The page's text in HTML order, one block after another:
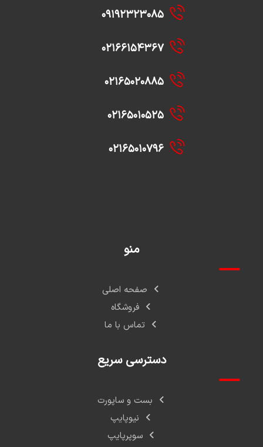
۰۹۱۹۲۳۲۳۰۸۵
۰۲۱۶۶۱۵۴۳۶۷
۰۲۱۶۵۰۲۰۸۸۵
۰۲۱۶۵۰۱۰۵۲۵
۰۲۱۶۵۰۱۰۷۹۶
منو
صفحه اصلی
فروشگاه
تماس با ما
دسترسی سریع
بست و ساپورت
نیوپایپ
سوپرپایپ